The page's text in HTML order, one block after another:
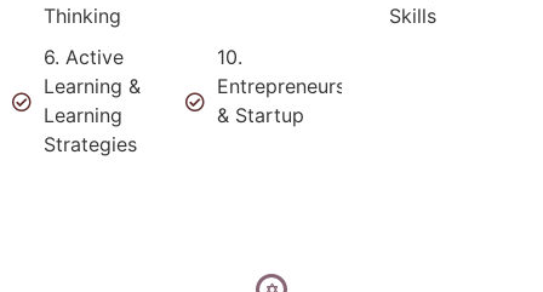
Thinking
Skills
6. Active
Learning &
Learning
Strategies
10.
Entrepreneurship
& Startup